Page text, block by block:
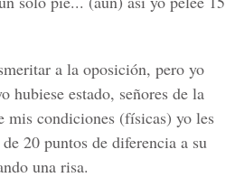
a la oposición, pero yo
hubiese estado, señores de la
mis condiciones (físicas) yo les
20 puntos de diferencia a su
una risa.